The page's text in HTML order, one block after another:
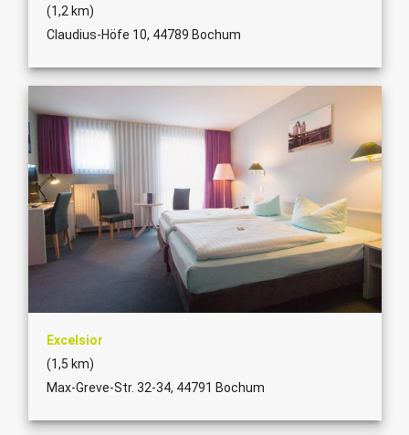
(1,2 km)
Claudius-Höfe 10, 44789 Bochum
Excelsior
(1,5 km)
Max-Greve-Str. 32-34, 44791 Bochum